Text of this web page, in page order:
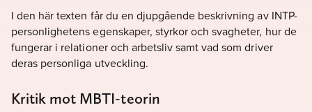
I den här texten får du en djupgående beskrivning av INTP-
personlighetens egenskaper, styrkor och svagheter, hur de
fungerar i relationer och arbetsliv samt vad som driver
deras personliga utveckling.
Kritik mot MBTI-teorin